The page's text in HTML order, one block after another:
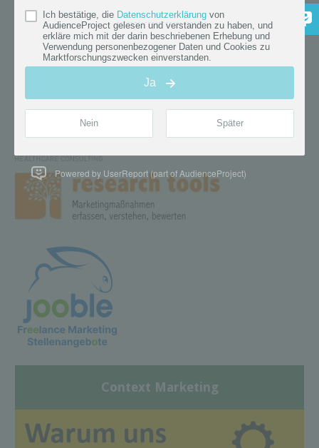
Context Marketing
Powered by UserReport (part of AudienceProject)